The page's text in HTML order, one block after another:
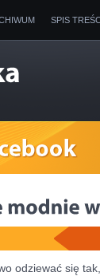
SPIS
odziewać się